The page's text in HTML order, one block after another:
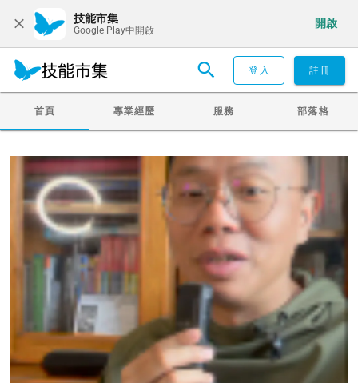
技能市集
Google Play中開啟
開啟
登入 註冊
首頁 專業經歷 服務 部落格